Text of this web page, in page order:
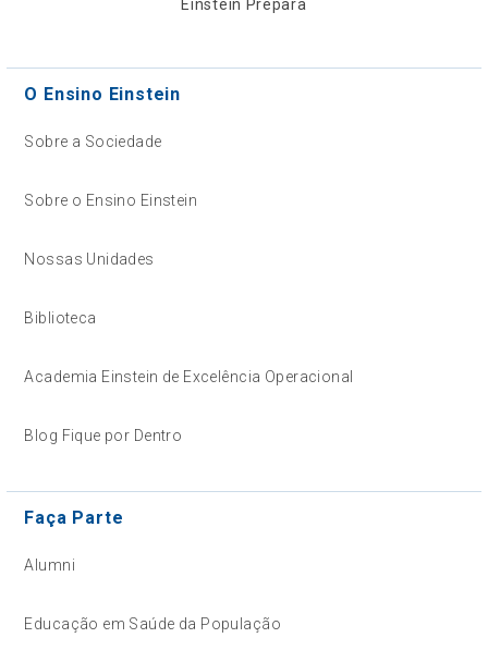
Einstein Prepara
O Ensino Einstein
Sobre a Sociedade
Sobre o Ensino Einstein
Nossas Unidades
Biblioteca
Academia Einstein de Excelência Operacional
Blog Fique por Dentro
Faça Parte
Alumni
Educação em Saúde da População